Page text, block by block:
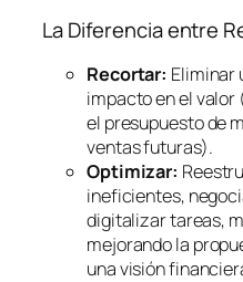
La Diferencia entre
Recortar: Eliminar
impacto en el
el presupuesto de
ventas futuras).
Optimizar:
ineficientes,
digitalizar tareas,
mejorando la
una visión